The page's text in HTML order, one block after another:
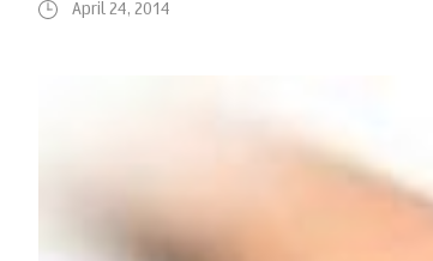
April 24, 2014